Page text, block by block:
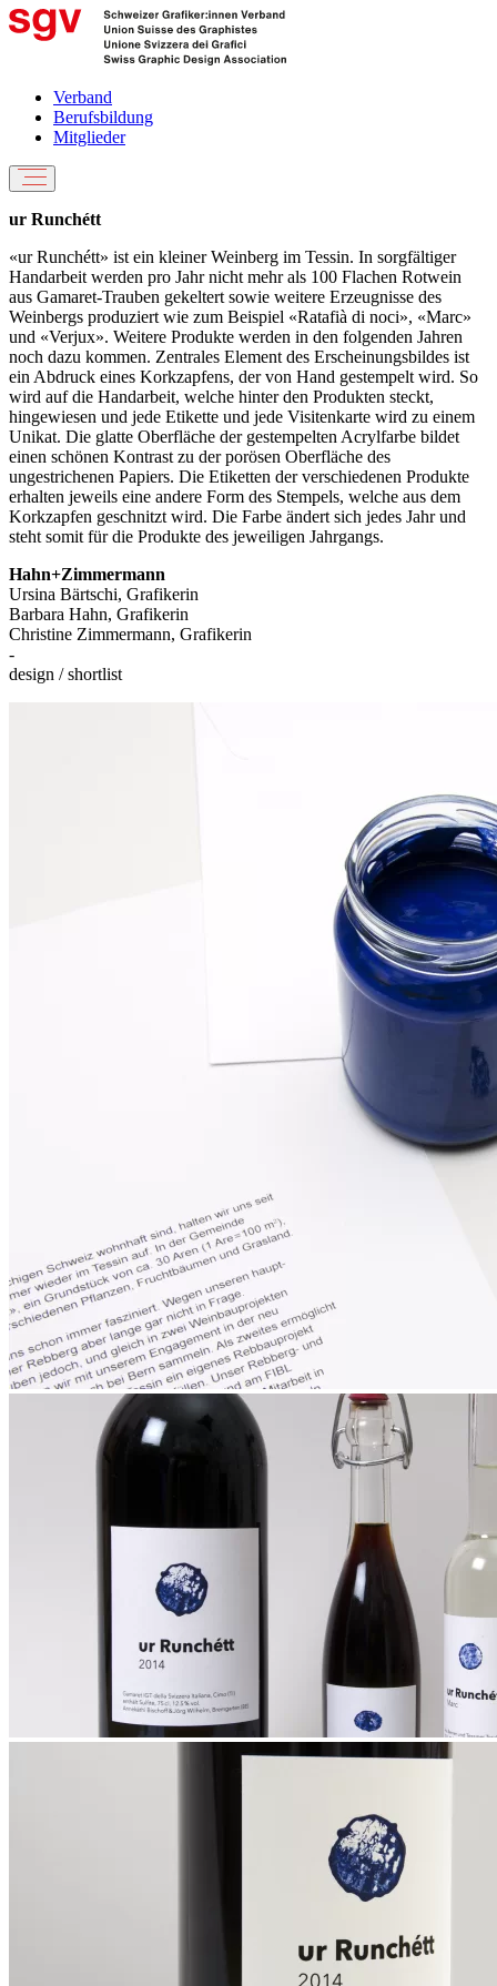
Verband
Berufsbildung
Mitglieder
ur Runchétt
«ur Runchétt» ist ein kleiner Weinberg im Tessin. In sorgfältiger
Handarbeit werden pro Jahr nicht mehr als 100 Flachen Rotwein
aus Gamaret-Trauben gekeltert sowie weitere Erzeugnisse des
Weinbergs produziert wie zum Beispiel «Ratafià di noci», «Marc»
und «Verjux». Weitere Produkte werden in den folgenden Jahren
noch dazu kommen. Zentrales Element des Erscheinungsbildes ist
ein Abdruck eines Korkzapfens, der von Hand gestempelt wird. So
wird auf die Handarbeit, welche hinter den Produkten steckt,
hingewiesen und jede Etikette und jede Visitenkarte wird zu einem
Unikat. Die glatte Oberfläche der gestempelten Acrylfarbe bildet
einen schönen Kontrast zu der porösen Oberfläche des
ungestrichenen Papiers. Die Etiketten der verschiedenen Produkte
erhalten jeweils eine andere Form des Stempels, welche aus dem
Korkzapfen geschnitzt wird. Die Farbe ändert sich jedes Jahr und
steht somit für die Produkte des jeweiligen Jahrgangs.
Hahn+Zimmermann
Ursina Bärtschi, Grafikerin
Barbara Hahn, Grafikerin
Christine Zimmermann, Grafikerin
-
design / shortlist